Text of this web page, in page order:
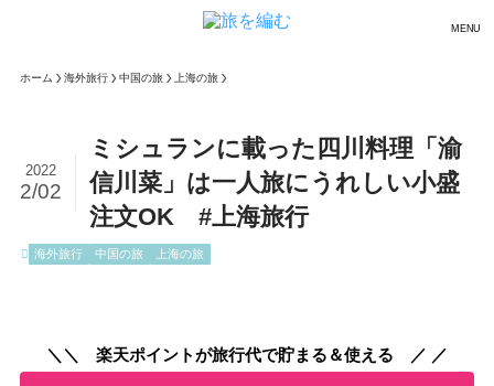
MENU
ホーム 海外旅行 中国の旅 上海の旅
ミシュランに載った四川料理「渝
信川菜」は一人旅にうれしい小盛
注文OK #上海旅行
2022
2/02
海外旅行 中国の旅 上海の旅
＼＼ 楽天ポイントが旅行代で貯まる＆使える ／ ／